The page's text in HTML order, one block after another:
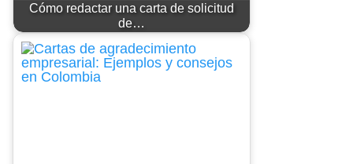
Cómo redactar una carta de solicitud
de…